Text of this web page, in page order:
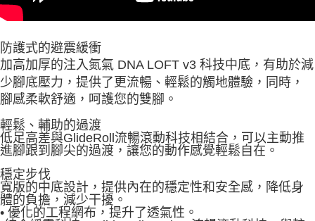
防護式的避震緩衝
加高加厚的注入氮氣 DNA LOFT v3 科技中底，有助於減
少腳底壓力，提供了更流暢、輕鬆的觸地體驗，同時，
腳感柔軟舒適，呵護您的雙腳。
輕鬆、輔助的過渡
低足高差與GlideRoll流暢滾動科技相結合，可以主動推
進腳跟到腳尖的過渡，讓您的動作感覺輕鬆自在。
穩定步伐
寬版的中底設計，提供內在的穩定性和安全感，降低身
體的負擔，減少干擾。
• 優化的工程網布，提升了透氣性。